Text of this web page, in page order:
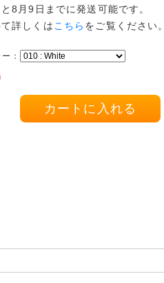
8月9日までに発送可能です。
詳しくは こちら をご覧ください。
：
カートに入れる